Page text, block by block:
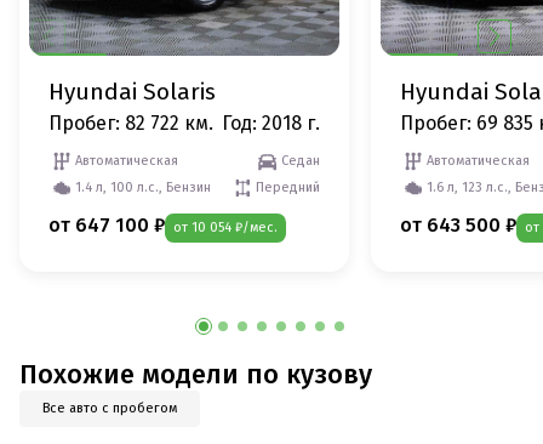
Hyundai Solaris
Пробег: 82 722 км. Год: 2018 г.
Автоматическая
Седан
1.4 л, 100 л.с., Бензин
Передний
от 647 100 ₽ от 10 054 ₽/мес.
Hyundai
Пробег: 69 835
Автоматическая
1.6 л, 123 л.с.,
от 643 500 ₽
Похожие модели по кузову
Все авто с пробегом